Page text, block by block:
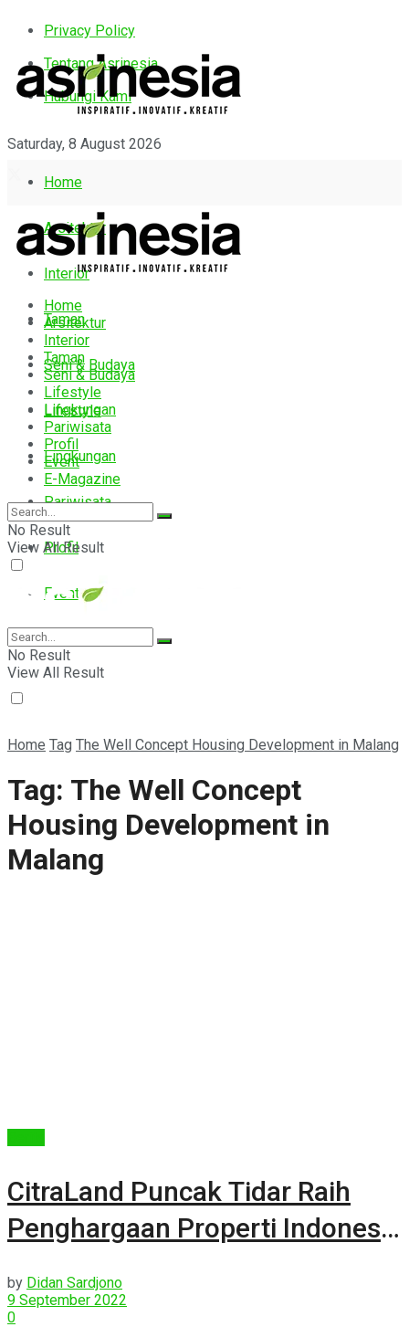
Privacy Policy
Tentang Asrinesia
Hubungi Kami
Saturday, 8 August 2026
Home
Arsitektur
Interior
Taman
Seni & Budaya
Lifestyle
Lingkungan
Pariwisata
Profil
Event
E-Magazine
Home
Arsitektur
Interior
Taman
Seni & Budaya
Lifestyle
Lingkungan
Pariwisata
Profil
Event
E-Magazine
No Result
View All Result
No Result
View All Result
Home Tag The Well Concept Housing Development in Malang
Tag: The Well Concept
Housing Development in
Malang
CitraLand Puncak Tidar Raih
Penghargaan Properti Indonesia
by Didan Sardjono
9 September 2022
0